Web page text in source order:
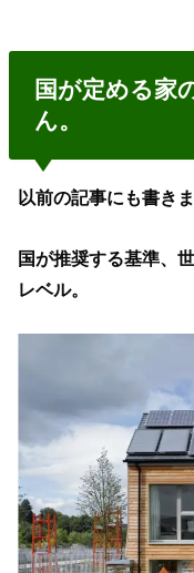
国が定める家
ん。
以前の記事にも書きま
国が推奨する基準、
レベル。